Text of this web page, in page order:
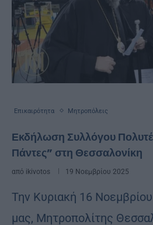
Επικαιρότητα Μητροπόλεις
Εκδήλωση Συλλόγου
Πάντες” στη Θεσσαλονίκη
από ikivotos 19 Νοεμβρίου 2025
Την Κυριακή 16
μας, Μητροπολίτης